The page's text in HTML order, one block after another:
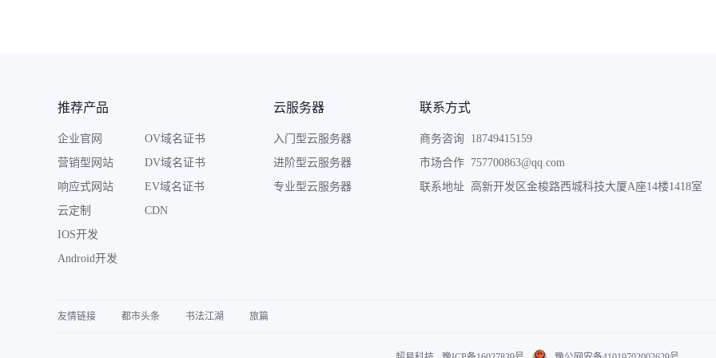
推荐产品
企业官网
营销型网站
响应式网站
云定制
IOS开发
Android开发
OV域名证书
DV域名证书
EV域名证书
CDN
云服务器
入门型云服务器
进阶型云服务器
专业型云服务器
联系方式
商务咨询 18749415159
市场合作 757700863@qq.com
联系地址 高新开发区金梭路西城科技大厦A座14楼1418室
友情链接 都市头条 书法江湖 旅篇